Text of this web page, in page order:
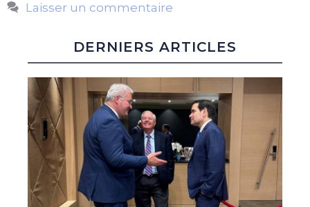
Laisser un commentaire
DERNIERS ARTICLES